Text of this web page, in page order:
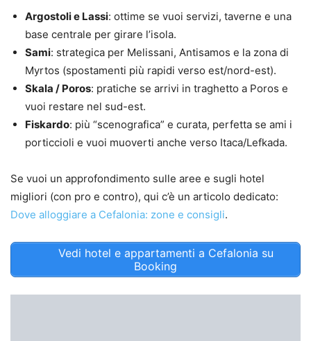
Argostoli e Lassi: ottime se vuoi servizi, taverne e una
base centrale per girare l’isola.
Sami: strategica per Melissani, Antisamos e la zona di
Myrtos (spostamenti più rapidi verso est/nord-est).
Skala / Poros: pratiche se arrivi in traghetto a Poros e
vuoi restare nel sud-est.
Fiskardo: più “scenografica” e curata, perfetta se ami i
porticcioli e vuoi muoverti anche verso Itaca/Lefkada.
Se vuoi un approfondimento sulle aree e sugli hotel
migliori (con pro e contro), qui c’è un articolo dedicato:
Dove alloggiare a Cefalonia: zone e consigli.
Vedi hotel e appartamenti a Cefalonia su
Booking